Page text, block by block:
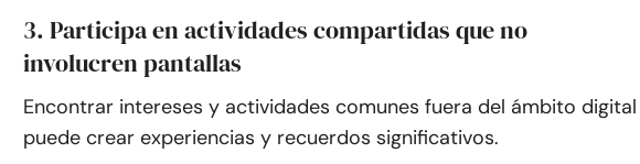
3. Participa en actividades compartidas que no
involucren pantallas
Encontrar intereses y actividades comunes fuera del ámbito digital
puede crear experiencias y recuerdos significativos.